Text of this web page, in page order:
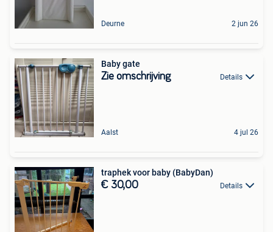
Deurne 2 jun 26
Baby gate
Zie omschrijving Details
Aalst 4 jul 26
traphek voor baby (BabyDan)
€ 30,00 Details